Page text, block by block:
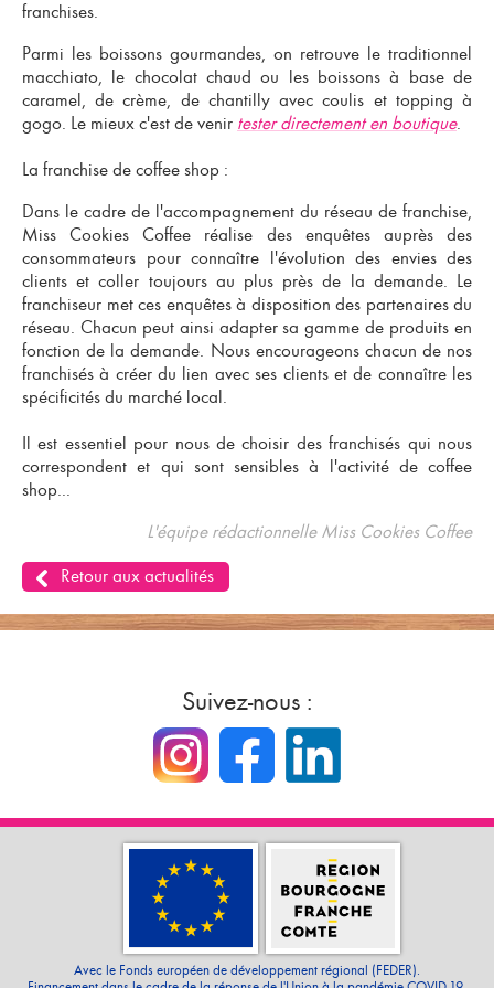
franchises.
Parmi les boissons gourmandes, on retrouve le traditionnel
macchiato, le chocolat chaud ou les boissons à base de
caramel, de crème, de chantilly avec coulis et topping à
gogo. Le mieux c'est de venir tester directement en boutique.
La franchise de coffee shop :
Dans le cadre de l'accompagnement du réseau de franchise,
Miss Cookies Coffee réalise des enquêtes auprès des
consommateurs pour connaître l'évolution des envies des
clients et coller toujours au plus près de la demande. Le
franchiseur met ces enquêtes à disposition des partenaires du
réseau. Chacun peut ainsi adapter sa gamme de produits en
fonction de la demande. Nous encourageons chacun de nos
franchisés à créer du lien avec ses clients et de connaître les
spécificités du marché local.
Il est essentiel pour nous de choisir desfranchisés qui nous
correspondent et qui sont sensibles à l'activité de coffee
shop...
L'équipe rédactionnelle Miss Cookies Coffee
Retour aux actualités
Suivez-nous :
Avec le Fonds européen de développement régional (FEDER).